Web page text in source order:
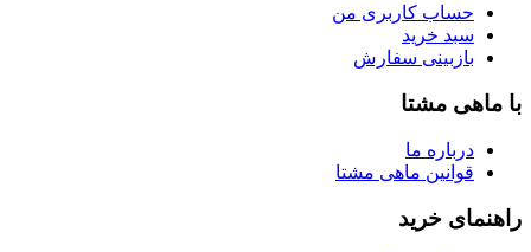
حساب کاربری من
سبد خرید
بازبینی سفارش
با ماهی مشتا
درباره ما
قوانین ماهی مشتا
راهنمای خرید